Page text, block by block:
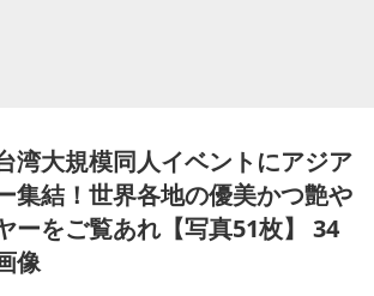
湾大規模同人イベントにアジア
集結！世界各地の優美かつ艶や
ーをご覧あれ【写真51枚】 34
像